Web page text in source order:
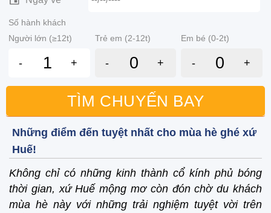
Số hành khách
Người lớn (≥12t)
Trẻ em (2-12t) Em bé (0-2t)
- + - + - +
TÌM CHUYẾN BAY
Những điểm đến tuyệt nhất cho mùa hè ghé xứ
Huế!
Không chỉ có những kinh thành cổ kính phủ bóng
thời gian, xứ Huế mộng mơ còn đón chờ du khách
mùa hè này với những trải nghiệm tuyệt vời trên